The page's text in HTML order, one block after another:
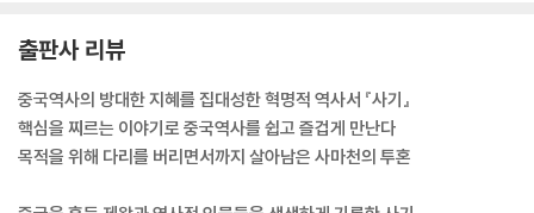
새로운 세력이 갑자기 생겨나다
이를 따르는 자는 성할 것이요 이를 어기는 자는 망할 것이다
충언은 귀에 거슬린다
노한 머리칼이 관을 들어 올린다
출판사 리뷰
중국역사의 방대한 지혜를 집대성한 혁명적 역사서 『사기』
핵심을 찌르는 이야기로 중국역사를 쉽고 즐겁게 만난다
목적을 위해 다리를 버리면서까지 살아남은 사마천의 투혼